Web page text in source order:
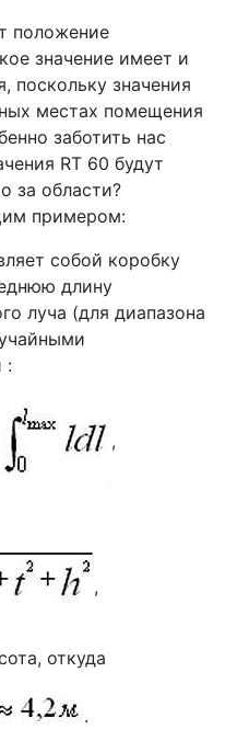
положение
значение имеет и
поскольку значения
местах помещения
заботить нас
RT 60 будут
за области?
примером:
собой коробку
длину
луча (для диапазона
:
,
,
откуда
.